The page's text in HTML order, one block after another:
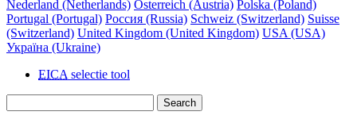
Nederland (Netherlands) Österreich (Austria) Polska (Poland)
Portugal (Portugal) Россия (Russia) Schweiz (Switzerland) Suisse
(Switzerland) United Kingdom (United Kingdom) USA (USA)
Україна (Ukraine)
EICA selectie tool
Search